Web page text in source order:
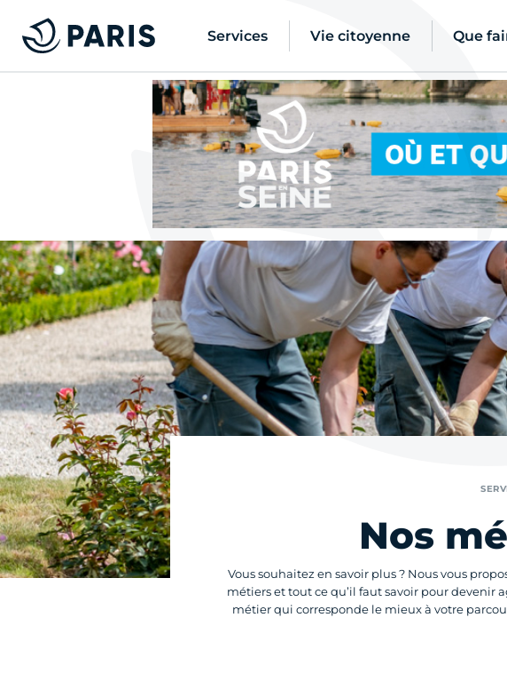
Services Vie citoyenne Que
Nos
Vous souhaitez en savoir plus ? Nous vous
métiers et tout ce qu’il faut savoir pour devenir
métier qui corresponde le mieux à votre